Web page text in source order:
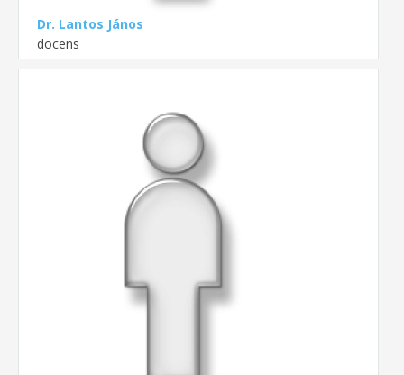
Dr. Lantos János
docens